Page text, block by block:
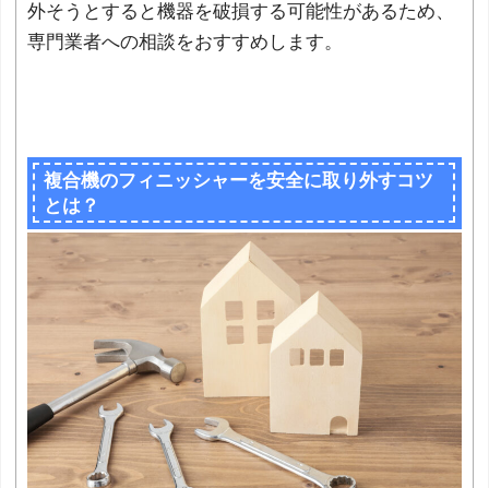
外そうとすると機器を破損する可能性があるため、
専門業者への相談をおすすめします。
複合機のフィニッシャーを安全に取り外すコツ
とは？